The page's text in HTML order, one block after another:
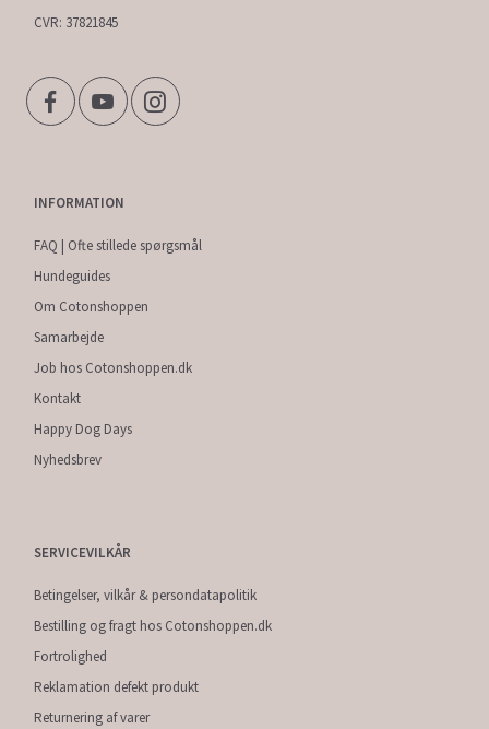
CVR: 37821845
INFORMATION
FAQ | Ofte stillede spørgsmål
Hundeguides
Om Cotonshoppen
Samarbejde
Job hos Cotonshoppen.dk
Kontakt
Happy Dog Days
Nyhedsbrev
SERVICEVILKÅR
Betingelser, vilkår & persondatapolitik
Bestilling og fragt hos Cotonshoppen.dk
Fortrolighed
Reklamation defekt produkt
Returnering af varer